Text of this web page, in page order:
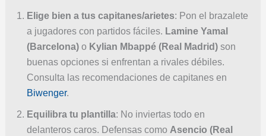
Elige bien a tus capitanes/arietes: Pon el brazalete
a jugadores con partidos fáciles. Lamine Yamal
(Barcelona)o Kylian Mbappé (Real Madrid)son
buenas opciones si enfrentan a rivales débiles.
Consulta las recomendaciones de capitanes en
Biwenger.
Equilibra tu plantilla: No inviertas todo en
delanteros caros. Defensas como Asencio (Real